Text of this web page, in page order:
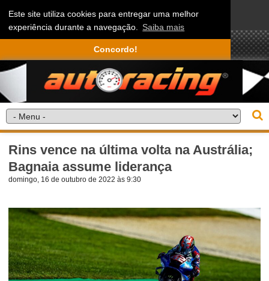
Este site utiliza cookies para entregar uma melhor
experiência durante a navegação. Saiba mais
Concordo!
Rins vence na última volta na Austrália;
Bagnaia assume liderança
domingo, 16 de outubro de 2022 às 9:30